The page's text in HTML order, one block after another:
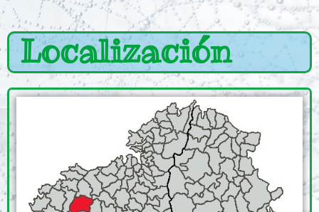
Localización